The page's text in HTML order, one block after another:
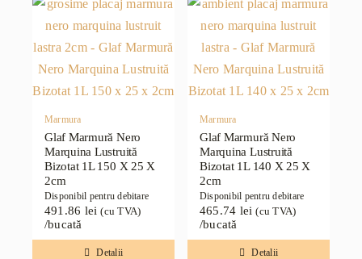
Marmura
Glaf Marmură Nero
Marquina Lustruită
Bizotat 1L 150 X 25 X
2cm
Disponibil pentru debitare
491.86 lei (cu TVA)
/bucată
Detalii
Marmura
Glaf Marmură Nero
Marquina Lustruită
Bizotat 1L 140 X 25 X
2cm
Disponibil pentru debitare
465.74 lei (cu TVA)
/bucată
Detalii